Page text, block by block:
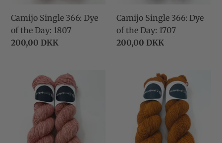
Camijo Single 366: Dye
of the Day: 1807
Normalpris
200,00 DKK
Camijo Single 366: Dye
of the Day: 1707
Normalpris
200,00 DKK
Camijo
Single
Spicy
Caramel